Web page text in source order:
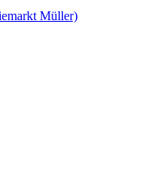
Müller)